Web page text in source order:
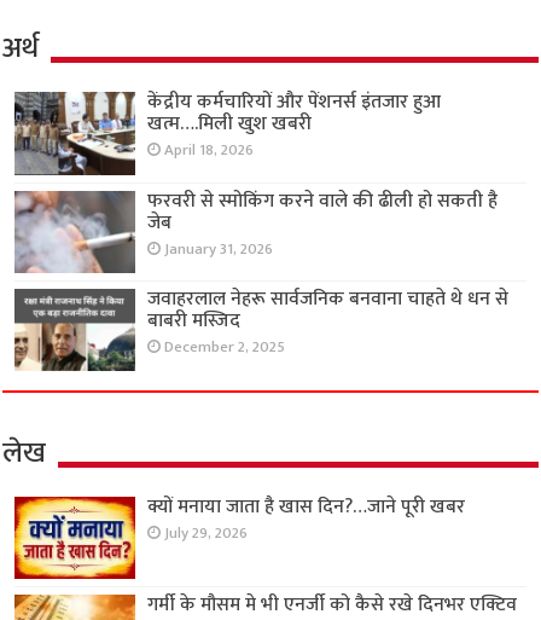
अर्थ
केंद्रीय कर्मचारियों और पेंशनर्स इंतजार हुआ
खत्म….मिली खुश खबरी
April 18, 2026
फरवरी से स्मोकिंग करने वाले की ढीली हो सकती है
जेब
January 31, 2026
जवाहरलाल नेहरू सार्वजनिक बनवाना चाहते थे धन से
बाबरी मस्जिद
December 2, 2025
लेख
क्यों मनाया जाता है खास दिन?…जाने पूरी खबर
July 29, 2026
गर्मी के मौसम मे भी एनर्जी को कैसे रखे दिनभर एक्टिव